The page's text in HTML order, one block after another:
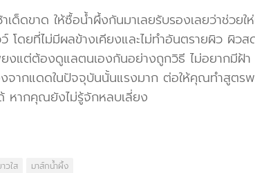
เด็ดขาด ให้ซื้อน้ำผึ้งกันมาเลยรับรองเลยว่าช่วยใ
โดยที่ไม่มีผลข้างเคียงและไม่ทำอันตรายผิว ผิว
งแต่ต้องดูแลตนเองกันอย่างถูกวิธี ไม่อยากมีฝ้
จากแดดในปัจจุบันนั้นแรงมาก ต่อให้คุณทำสูตรพ
หากคุณยังไม่รู้จักหลบเลี่ยง
วใส มาส์กน้ำผึ้ง